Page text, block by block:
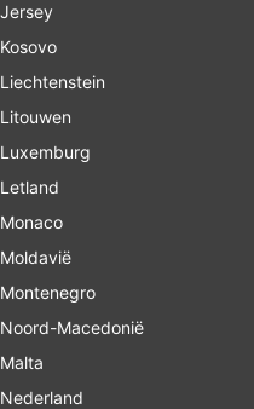
Jersey
Kosovo
Liechtenstein
Litouwen
Luxemburg
Letland
Monaco
Moldavië
Montenegro
Noord-Macedonië
Malta
Nederland